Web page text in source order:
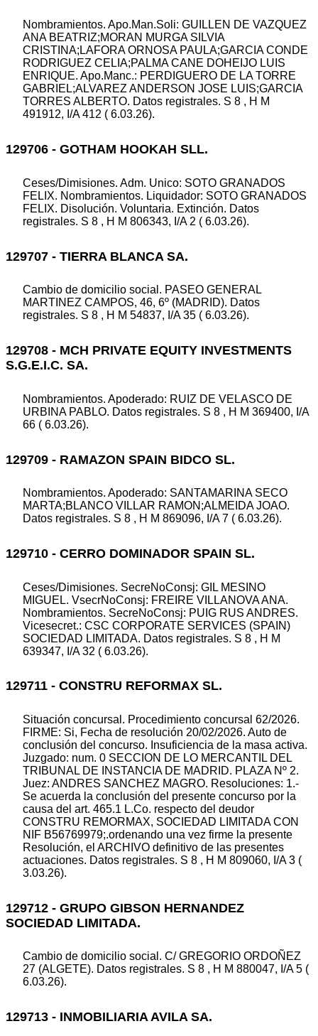
Nombramientos. Apo.Man.Soli: GUILLEN DE VAZQUEZ
ANA BEATRIZ;MORAN MURGA SILVIA
CRISTINA;LAFORA ORNOSA PAULA;GARCIA CONDE
RODRIGUEZ CELIA;PALMA CANE DOHEIJO LUIS
ENRIQUE. Apo.Manc.: PERDIGUERO DE LA TORRE
GABRIEL;ALVAREZ ANDERSON JOSE LUIS;GARCIA
TORRES ALBERTO. Datos registrales. S 8 , H M
491912, I/A 412 ( 6.03.26).
129706 - GOTHAM HOOKAH SLL.
Ceses/Dimisiones. Adm. Unico: SOTO GRANADOS
FELIX. Nombramientos. Liquidador: SOTO GRANADOS
FELIX. Disolución. Voluntaria. Extinción. Datos
registrales. S 8 , H M 806343, I/A 2 ( 6.03.26).
129707 - TIERRA BLANCA SA.
Cambio de domicilio social. PASEO GENERAL
MARTINEZ CAMPOS, 46, 6º (MADRID). Datos
registrales. S 8 , H M 54837, I/A 35 ( 6.03.26).
129708 - MCH PRIVATE EQUITY INVESTMENTS
S.G.E.I.C. SA.
Nombramientos. Apoderado: RUIZ DE VELASCO DE
URBINA PABLO. Datos registrales. S 8 , H M 369400, I/A
66 ( 6.03.26).
129709 - RAMAZON SPAIN BIDCO SL.
Nombramientos. Apoderado: SANTAMARINA SECO
MARTA;BLANCO VILLAR RAMON;ALMEIDA JOAO.
Datos registrales. S 8 , H M 869096, I/A 7 ( 6.03.26).
129710 - CERRO DOMINADOR SPAIN SL.
Ceses/Dimisiones. SecreNoConsj: GIL MESINO
MIGUEL. VsecrNoConsj: FREIRE VILLANOVA ANA.
Nombramientos. SecreNoConsj: PUIG RUS ANDRES.
Vicesecret.: CSC CORPORATE SERVICES (SPAIN)
SOCIEDAD LIMITADA. Datos registrales. S 8 , H M
639347, I/A 32 ( 6.03.26).
129711 - CONSTRU REFORMAX SL.
Situación concursal. Procedimiento concursal 62/2026.
FIRME: Si, Fecha de resolución 20/02/2026. Auto de
conclusión del concurso. Insuficiencia de la masa activa.
Juzgado: num. 0 SECCION DE LO MERCANTIL DEL
TRIBUNAL DE INSTANCIA DE MADRID. PLAZA Nº 2.
Juez: ANDRES SANCHEZ MAGRO. Resoluciones: 1.-
Se acuerda la conclusión del presente concurso por la
causa del art. 465.1 L.Co. respecto del deudor
CONSTRU REMORMAX, SOCIEDAD LIMITADA CON
NIF B56769979;.ordenando una vez firme la presente
Resolución, el ARCHIVO definitivo de las presentes
actuaciones. Datos registrales. S 8 , H M 809060, I/A 3 (
3.03.26).
129712 - GRUPO GIBSON HERNANDEZ
SOCIEDAD LIMITADA.
Cambio de domicilio social. C/ GREGORIO ORDOÑEZ
27 (ALGETE). Datos registrales. S 8 , H M 880047, I/A 5 (
6.03.26).
129713 - INMOBILIARIA AVILA SA.